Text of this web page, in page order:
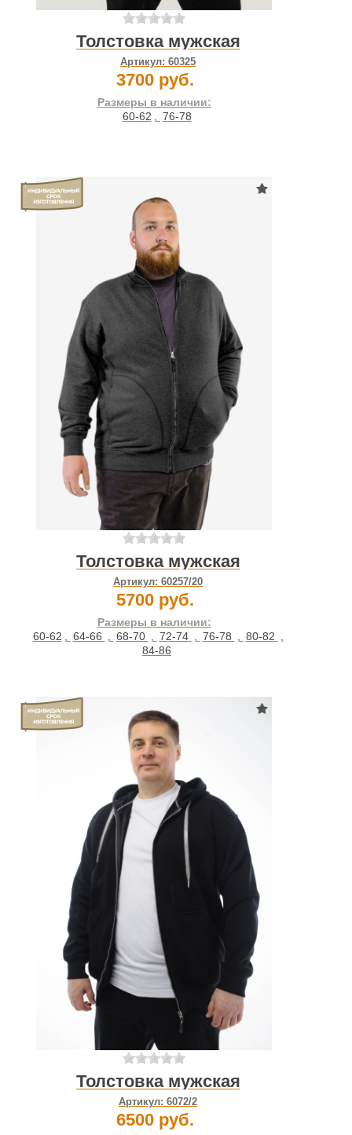
Толстовка мужская
Артикул: 60325
3700 руб.
Размеры в наличии:
60-62 , 76-78
Толстовка мужская
Артикул: 60257/20
5700 руб.
Размеры в наличии:
60-62 , 64-66 , 68-70 , 72-74 , 76-78 , 80-82 ,
84-86
Толстовка мужская
Артикул: 6072/2
6500 руб.